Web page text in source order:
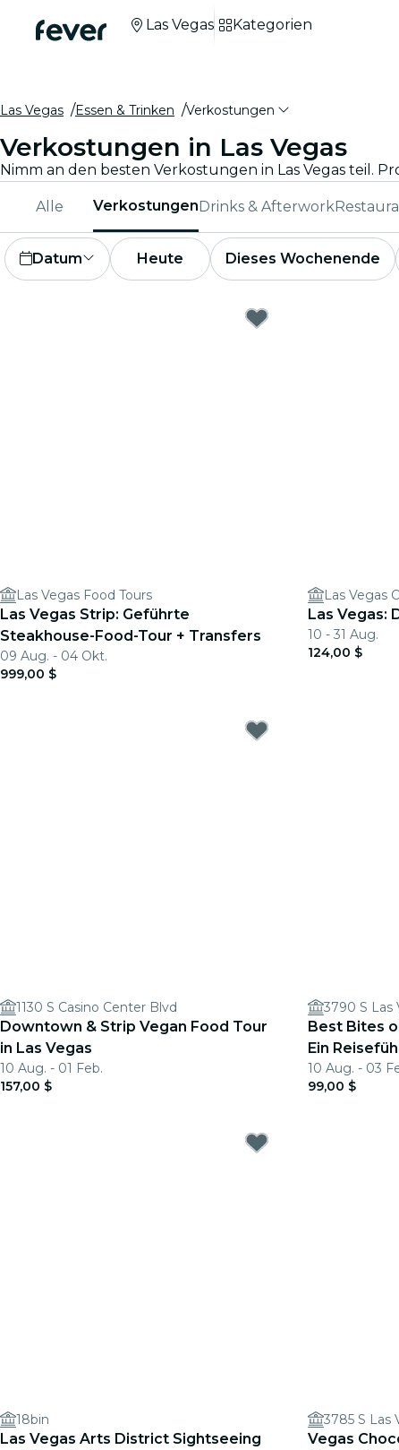
Las Vegas Kategorien
Las Vegas Essen & Trinken Verkostungen
Verkostungen in Las Vegas
Alle VerkostungenDrinks & Afterwork
Datum Heute Dieses Wochenende
Las Vegas Food Tours
Las Vegas Strip: Geführte
Steakhouse-Food-Tour + Transfers
09 Aug. - 04 Okt.
999,00 $
Las Vegas
Las Vegas:
10 - 31 Aug.
124,00 $
1130 S Casino Center Blvd
Downtown & Strip Vegan Food Tour
in Las Vegas
10 Aug. - 01 Feb.
157,00 $
3790 S Las
Best Bites
Ein
10 Aug. - 03
99,00 $
18bin
Las Vegas Arts District Sightseeing
3785 S Las
Vegas